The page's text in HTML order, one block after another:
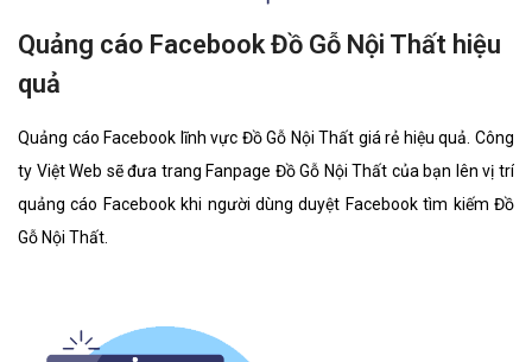
Quảng cáo Facebook Đồ Gỗ Nội Thất hiệu
quả
Quảng cáo Facebook lĩnh vực Đồ Gỗ Nội Thất giá rẻ hiệu quả. Công
ty Việt Web sẽ đưa trang Fanpage Đồ Gỗ Nội Thất của bạn lên vị trí
quảng cáo Facebook khi người dùng duyệt Facebook tìm kiếm Đồ
Gỗ Nội Thất.